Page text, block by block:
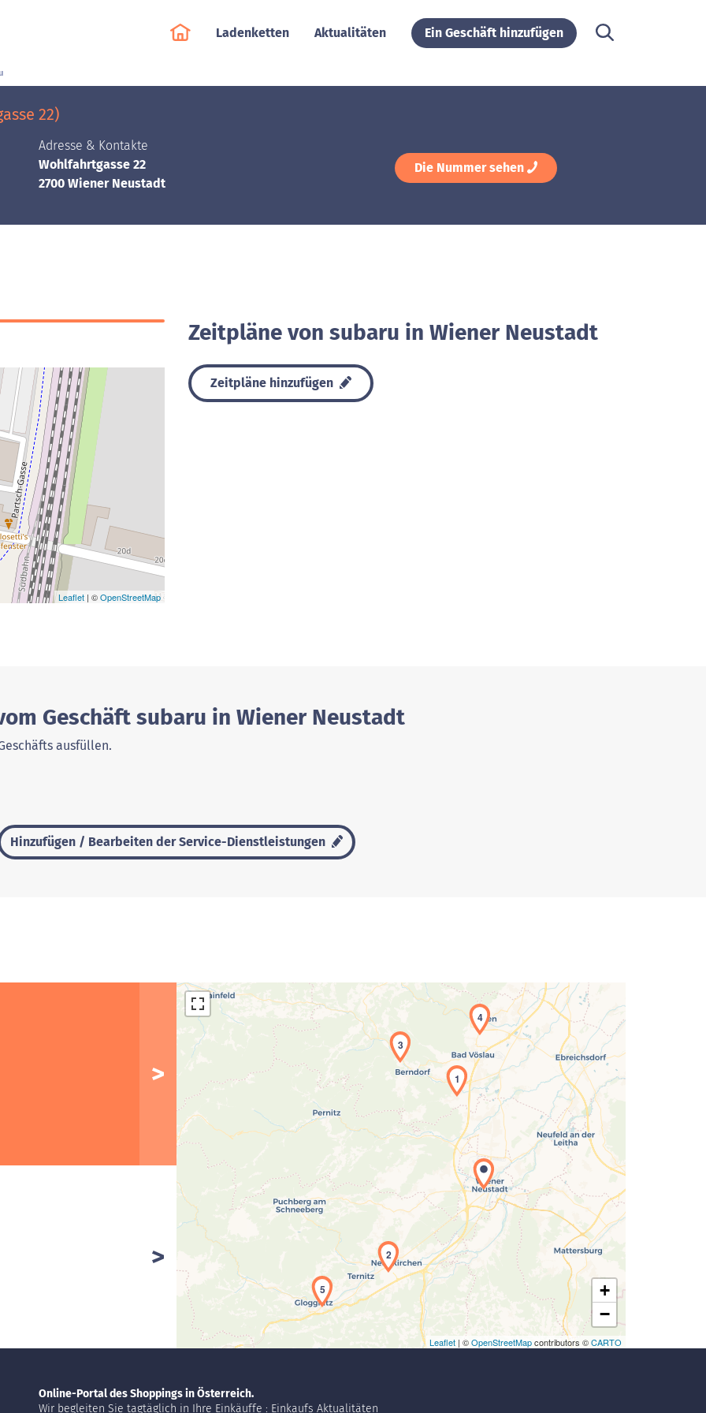
Ladenketten Aktualitäten Ein Geschäft hinzufügen
22)
Adresse & Kontakte
Wohlfahrtgasse 22
2700 Wiener Neustadt
Die Nummer sehen
Leaflet | ©OpenStreetMap
Zeitpläne von subaru in Wiener Neustadt
Zeitpläne hinzufügen
Geschäft subaru in Wiener Neustadt
ausfüllen.
Hinzufügen / Bearbeiten der Service-Dienstleistungen
1
2
3
4
5
+
−
Leaflet | ©OpenStreetMapcontributors ©CARTO
Online-Portal des Shoppings in Österreich.
Wir begleiten Sie tagtäglich in Ihre Einkäuffe : Einkaufs Aktualitäten